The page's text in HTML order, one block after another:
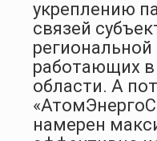
укреплению
связей
работающих в
области. А
намерен